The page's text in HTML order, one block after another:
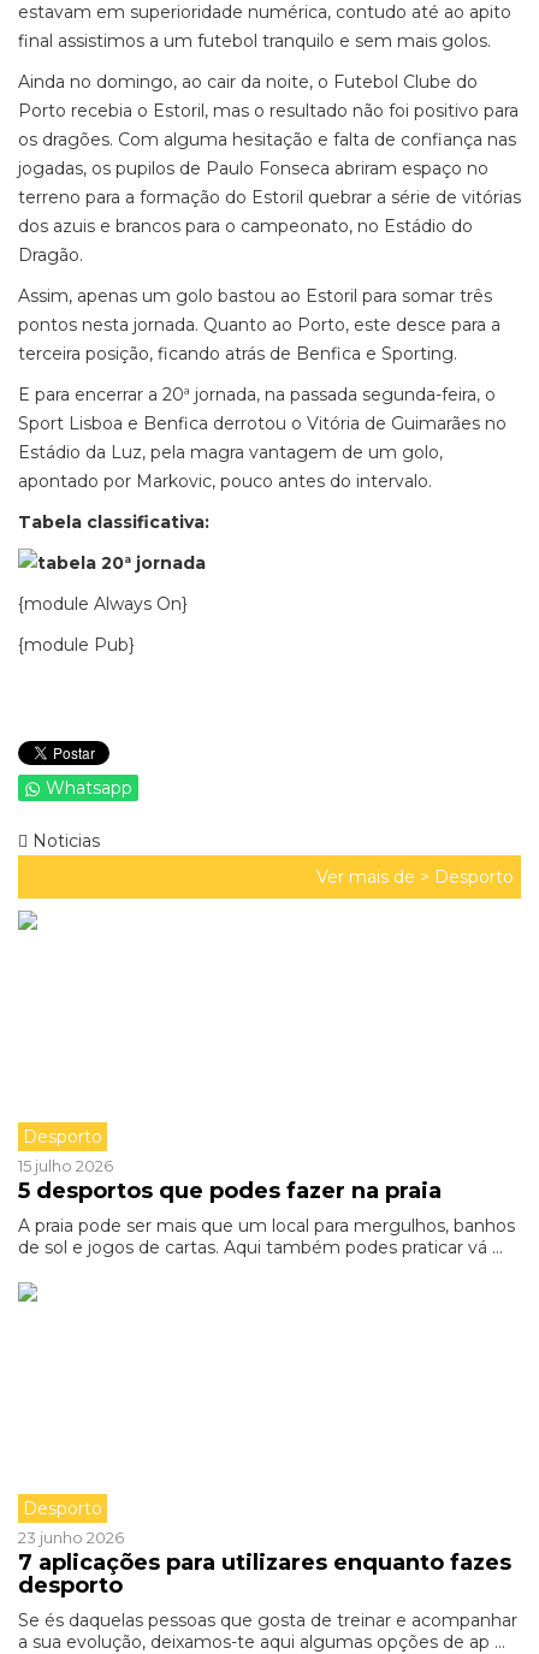
estavam em superioridade numérica, contudo até ao apito
final assistimos a um futebol tranquilo e sem mais golos.
Ainda no domingo, ao cair da noite, o Futebol Clube do
Porto recebia o Estoril, mas o resultado não foi positivo para
os dragões. Com alguma hesitação e falta de confiança nas
jogadas, os pupilos de Paulo Fonseca abriram espaço no
terreno para a formação do Estoril quebrar a série de vitórias
dos azuis e brancos para o campeonato, no Estádio do
Dragão.
Assim, apenas um golo bastou ao Estoril para somar três
pontos nesta jornada. Quanto ao Porto, este desce para a
terceira posição, ficando atrás de Benfica e Sporting.
E para encerrar a 20ª jornada, na passada segunda-feira, o
Sport Lisboa e Benfica derrotou o Vitória de Guimarães no
Estádio da Luz, pela magra vantagem de um golo,
apontado por Markovic, pouco antes do intervalo.
Tabela classificativa:
{module Always On}
{module Pub}
Whatsapp
Noticias
Ver mais de > Desporto
Desporto
15 julho 2026
5 desportos que podes fazer na praia
A praia pode ser mais que um local para mergulhos, banhos
de sol e jogos de cartas. Aqui também podes praticar vá ...
Desporto
23 junho 2026
7 aplicações para utilizares enquanto fazes
desporto
Se és daquelas pessoas que gosta de treinar e acompanhar
a sua evolução, deixamos-te aqui algumas opções de ap ...